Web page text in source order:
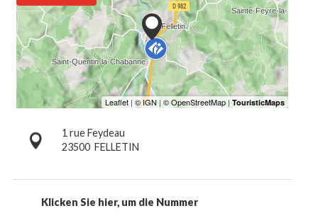
1 rue Feydeau
23500 FELLETIN
Klicken Sie hier, um die Nummer